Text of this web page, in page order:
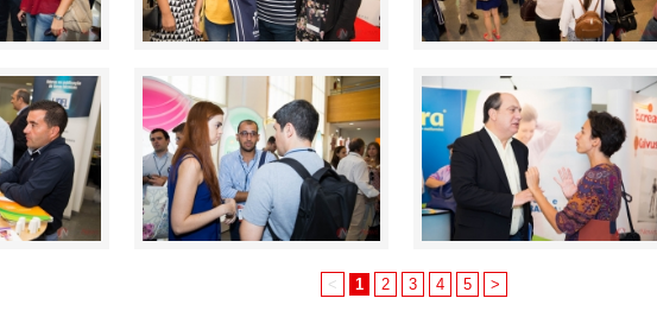
< 1 2 3 4 5 >